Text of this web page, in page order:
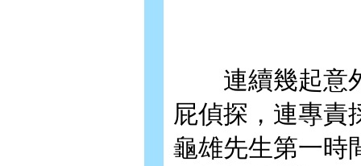
連續幾起意外
屁偵探，連專責
龜雄先生第一時